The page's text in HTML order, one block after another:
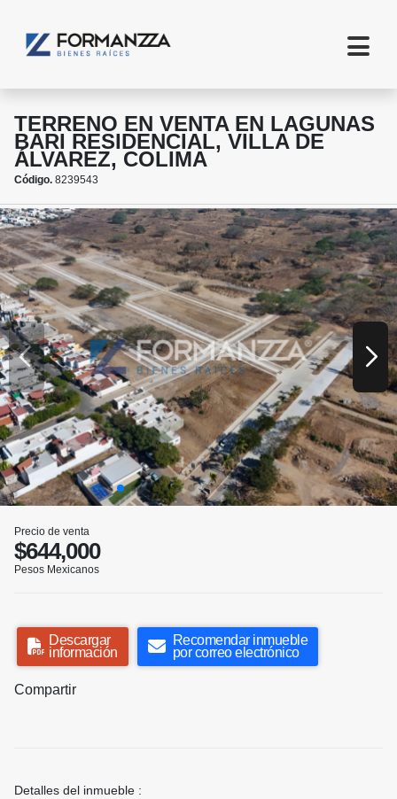
TERRENO EN VENTA EN LAGUNAS
BARI RESIDENCIAL, VILLA DE
ÁLVAREZ, COLIMA
Código. 8239543
Precio de venta
$644,000
Pesos Mexicanos
Descargar
información
Recomendar inmueble
por correo electrónico
Compartir
Detalles del inmueble :